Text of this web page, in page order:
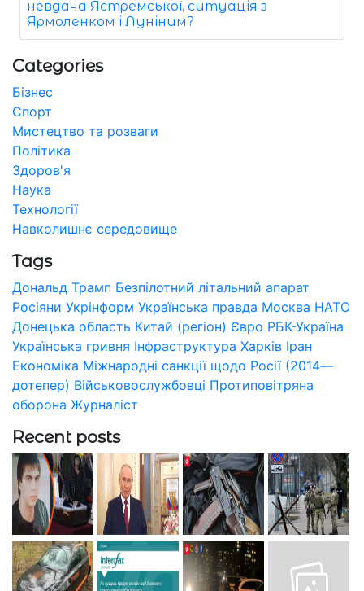
невдача Ястремської, ситуація з
Ярмоленком і Луніним?
Categories
Бізнес
Спорт
Мистецтво та розваги
Політика
Здоров'я
Наука
Технології
Навколишнє середовище
Tags
Дональд Трамп Безпілотний літальний апарат
Росіяни Укрінформ Українська правда Москва НАТО
Донецька область Китай (регіон) Євро РБК-Україна
Українська гривня Інфраструктура Харків Іран
Економіка Міжнародні санкції щодо Росії (2014—
дотепер) Військовослужбовці Протиповітряна
оборона Журналіст
Recent posts